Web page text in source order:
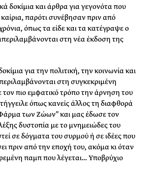
δοκίμια και άρθρα για γεγονότα που
καίρια, παρότι συνέβησαν πριν από
όπως τα είδε και τα κατέγραψε ο
στη νέα έκδοση της
για την πολιτική, την κοινωνία και
στη συγκεκριμένη
πιο εμφατικό τρόπο την άρνηση του
όπως κανείς άλλος τη διαφθορά
των Ζώων” και μας έδωσε τον
δυστοπία με το μνημειώδες του
σε δόγματα του συρμού ή σε ιδέες που
πριν από την εποχή του, ακόμα κι όταν
παμπ που λέγεται… Υποβρύχιο